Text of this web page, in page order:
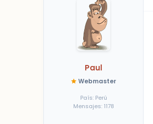
Paul
Webmaster
País: Perú
Mensajes: 1178